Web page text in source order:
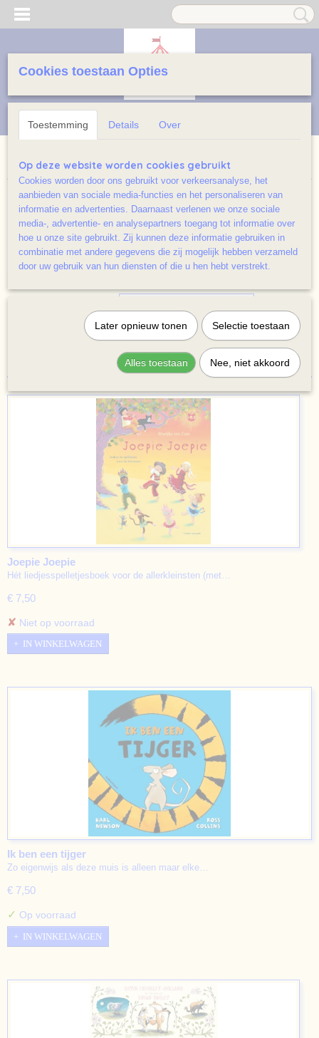
Home >Prentenboeken licht beschadigd/ Ramsj
5
Joepie Joepie
Hét liedjesspelletjesboek voor de allerkleinsten (met…
€ 7,50
✘ Niet op voorraad
IN WINKELWAGEN
Ik ben een tijger
Zo eigenwijs als deze muis is alleen maar elke…
€ 7,50
✓ Op voorraad
IN WINKELWAGEN
Cookies toestaan Opties
Toestemming Details Over
Op deze website worden cookies gebruikt
Cookies worden door ons gebruikt voor verkeersanalyse, het
aanbieden van sociale media-functies en het personaliseren van
informatie en advertenties. Daarnaast verlenen we onze sociale
media-, advertentie- en analysepartners toegang tot informatie over
hoe u onze site gebruikt. Zij kunnen deze informatie gebruiken in
combinatie met andere gegevens die zij mogelijk hebben verzameld
door uw gebruik van hun diensten of die u hen hebt verstrekt.
Later opnieuw tonen Selectie toestaan
Alles toestaan Nee, niet akkoord